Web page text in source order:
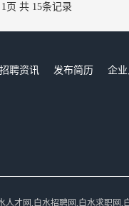
页 共 15条记录
招聘资讯 发布简历 企
人才网,白水招聘网,白水求职网,